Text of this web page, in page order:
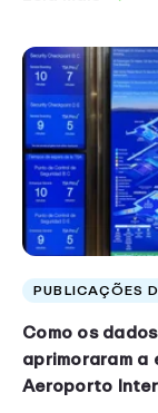
PUBLICAÇÕES
Como os
aprimoraram a
Aeroporto